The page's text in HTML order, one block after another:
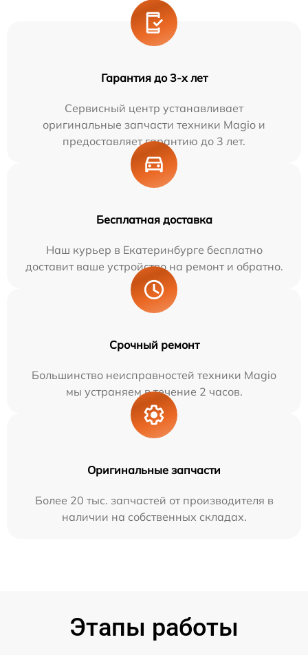
Гарантия до 3-х лет
Сервисный центр устанавливает
оригинальные запчасти техники Magio и
предоставляет гарантию до 3 лет.
Бесплатная доставка
Наш курьер в Екатеринбурге бесплатно
доставит ваше устройство на ремонт и обратно.
Срочный ремонт
Большинство неисправностей техники Magio
мы устраняем в течение 2 часов.
Оригинальные запчасти
Более 20 тыс. запчастей от производителя в
наличии на собственных складах.
Этапы работы